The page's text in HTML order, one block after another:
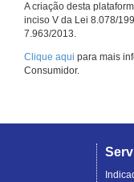
A criação desta
inciso V da Lei 8.078/
7.963/2013.
Clique aqui para mais
Consumidor.